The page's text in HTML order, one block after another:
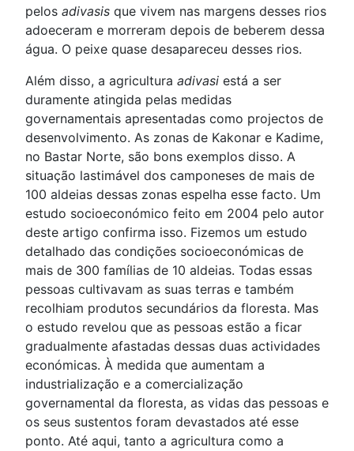
pelos adivasis que vivem nas margens desses rios
adoeceram e morreram depois de beberem dessa
água. O peixe quase desapareceu desses rios.
Além disso, a agricultura adivasi está a ser
duramente atingida pelas medidas
governamentais apresentadas como projectos de
desenvolvimento. As zonas de Kakonar e Kadime,
no Bastar Norte, são bons exemplos disso. A
situação lastimável dos camponeses de mais de
100 aldeias dessas zonas espelha esse facto. Um
estudo socioeconómico feito em 2004 pelo autor
deste artigo confirma isso. Fizemos um estudo
detalhado das condições socioeconómicas de
mais de 300 famílias de 10 aldeias. Todas essas
pessoas cultivavam as suas terras e também
recolhiam produtos secundários da floresta. Mas
o estudo revelou que as pessoas estão a ficar
gradualmente afastadas dessas duas actividades
económicas. À medida que aumentam a
industrialização e a comercialização
governamental da floresta, as vidas das pessoas e
os seus sustentos foram devastados até esse
ponto. Até aqui, tanto a agricultura como a